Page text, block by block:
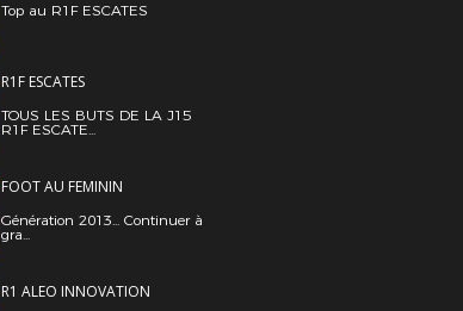
Top au R1F ESCATES
R1F ESCATES
TOUS LES BUTS DE LA J15
R1F ESCATE...
FOOT AU FEMININ
Génération 2013... Continuer à
gra...
R1 ALEO INNOVATION